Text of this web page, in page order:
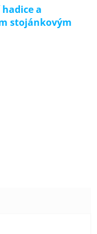
a
stojánkovým